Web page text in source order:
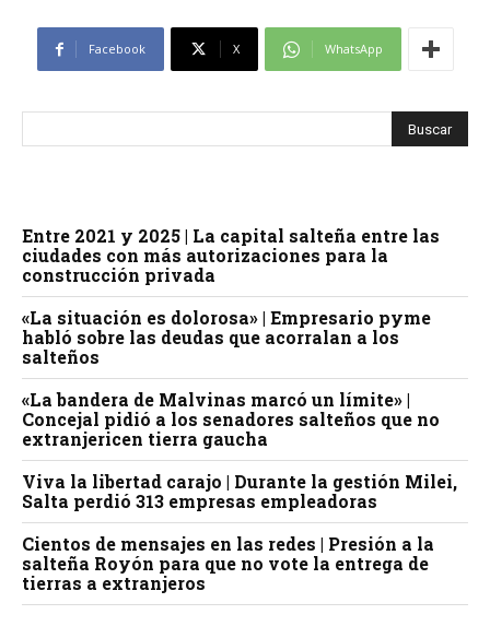
Facebook X WhatsApp
Entre 2021 y 2025 | La capital salteña entre las
ciudades con más autorizaciones para la
construcción privada
«La situación es dolorosa» | Empresario pyme
habló sobre las deudas que acorralan a los
salteños
«La bandera de Malvinas marcó un límite» |
Concejal pidió a los senadores salteños que no
extranjericen tierra gaucha
Viva la libertad carajo | Durante la gestión Milei,
Salta perdió 313 empresas empleadoras
Cientos de mensajes en las redes | Presión a la
salteña Royón para que no vote la entrega de
tierras a extranjeros